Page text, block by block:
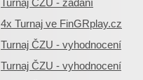
Turnaj ČZU - zadání
4x Turnaj ve FinGRplay.cz
Turnaj ČZU - vyhodnocení
Turnaj ČZU - vyhodnocení